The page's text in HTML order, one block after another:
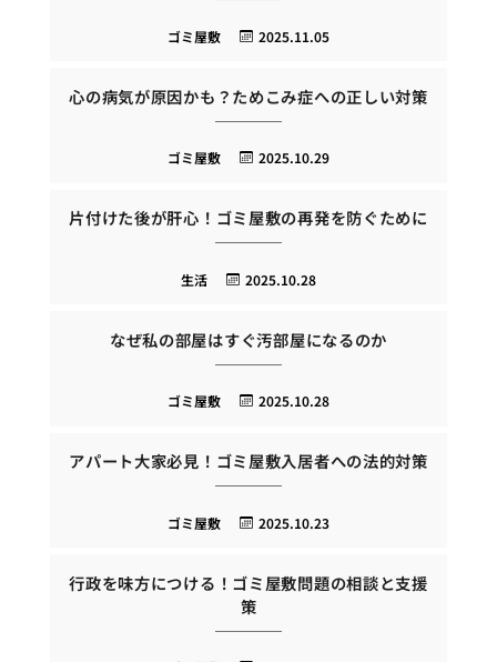
2025.11.05
ゴミ屋敷
心の病気が原因かも？ためこみ症への正しい対策
2025.10.29
ゴミ屋敷
片付けた後が肝心！ゴミ屋敷の再発を防ぐために
2025.10.28
生活
なぜ私の部屋はすぐ汚部屋になるのか
2025.10.28
ゴミ屋敷
アパート大家必見！ゴミ屋敷入居者への法的対策
2025.10.23
ゴミ屋敷
行政を味方につける！ゴミ屋敷問題の相談と支援
策